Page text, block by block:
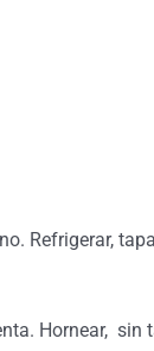
Refrigerar,
Hornear, sin